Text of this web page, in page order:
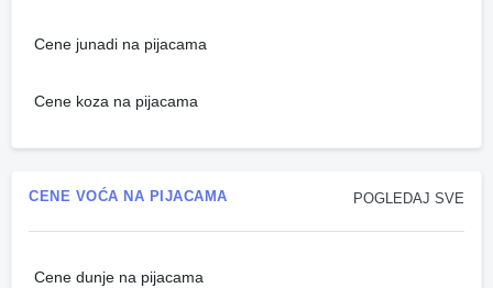
Cene junadi na pijacama
Cene koza na pijacama
POGLEDAJ SVE
CENE VOĆA NA PIJACAMA
Cene dunje na pijacama